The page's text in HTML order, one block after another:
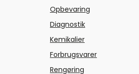
Opbevaring
Diagnostik
Kemikalier
Forbrugsvarer
Rengøring